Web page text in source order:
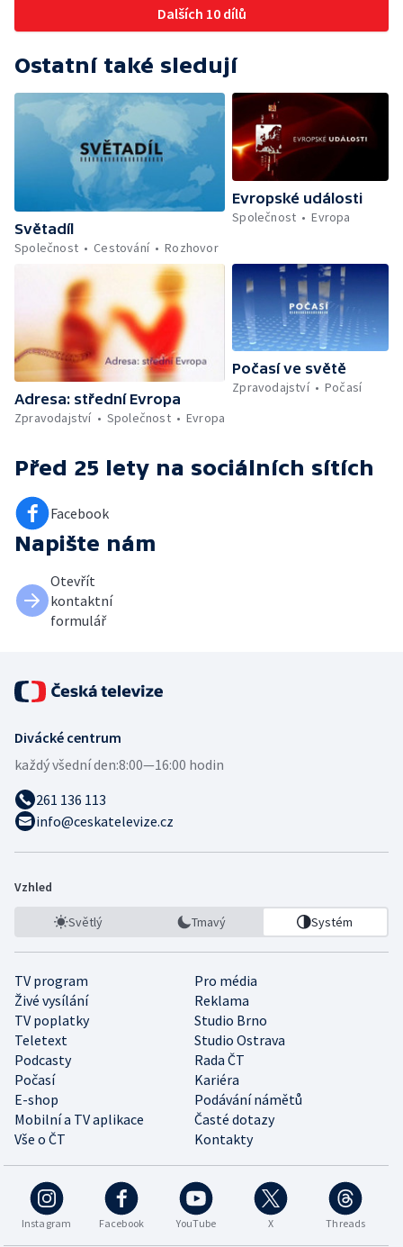
Dalších 10 dílů
Ostatní také sledují
Světadíl
Společnost
Cestování Rozhovor
Evropské události
Společnost
Evropa
Adresa: střední Evropa
Zpravodajství
Společnost Evropa
Počasí ve světě
Zpravodajství
Počasí
Před 25 lety na sociálních sítích
Facebook
Napište nám
Otevřít
kontaktní
formulář
Divácké centrum
každý všední den:8:00—16:00 hodin
261 136 113
info@ceskatelevize.cz
Vzhled
Světlý Tmavý Systém
TV program
Pro média
Živé vysílání
Reklama
TV poplatky
Studio Brno
Teletext
Studio Ostrava
Podcasty
Rada ČT
Počasí
Kariéra
E-shop
Podávání námětů
Mobilní a TV aplikace
Časté dotazy
Vše o ČT
Kontakty
Instagram Facebook YouTube X Threads